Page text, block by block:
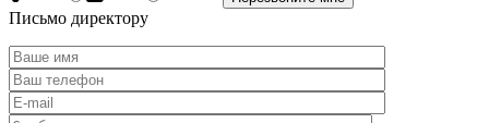
Письмо директору